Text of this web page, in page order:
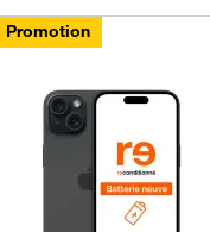
Promotion